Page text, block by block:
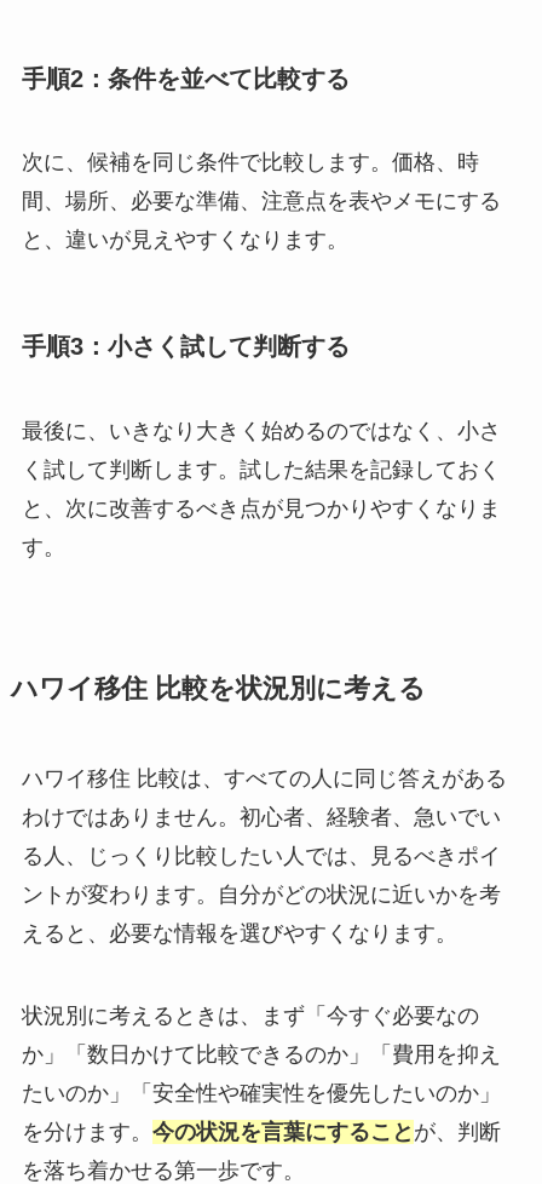
手順2：条件を並べて比較する
次に、候補を同じ条件で比較します。価格、時
間、場所、必要な準備、注意点を表やメモにする
と、違いが見えやすくなります。
手順3：小さく試して判断する
最後に、いきなり大きく始めるのではなく、小さ
く試して判断します。試した結果を記録しておく
と、次に改善するべき点が見つかりやすくなりま
す。
ハワイ移住 比較を状況別に考える
ハワイ移住 比較は、すべての人に同じ答えがある
わけではありません。初心者、経験者、急いでい
る人、じっくり比較したい人では、見るべきポイ
ントが変わります。自分がどの状況に近いかを考
えると、必要な情報を選びやすくなります。
状況別に考えるときは、まず「今すぐ必要なの
か」「数日かけて比較できるのか」「費用を抑え
たいのか」「安全性や確実性を優先したいのか」
を分けます。 今の状況を言葉にすること が、判断
を落ち着かせる第一歩です。